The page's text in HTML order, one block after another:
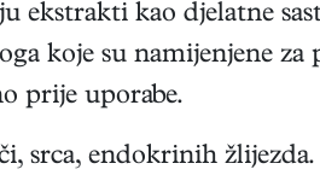
ekstrakti kao djelatne
koje su namijenjene
prije uporabe.
srca, endokrinih žlijezda.